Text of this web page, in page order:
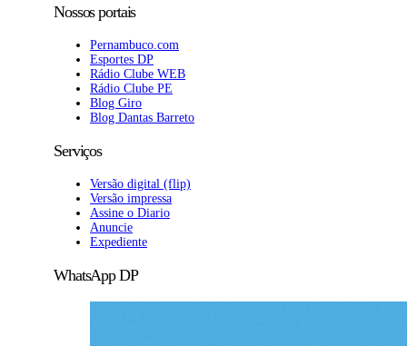
Nossos portais
Pernambuco.com
Esportes DP
Rádio Clube WEB
Rádio Clube PE
Blog Giro
Blog Dantas Barreto
Serviços
Versão digital (flip)
Versão impressa
Assine o Diario
Anuncie
Expediente
WhatsApp DP